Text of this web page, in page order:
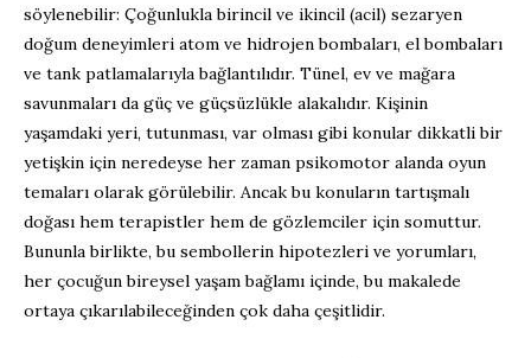
söylenebilir: Çoğunlukla birincil ve ikincil (acil) sezaryen
doğum deneyimleri atom ve hidrojen bombaları, el bombaları
ve tank patlamalarıyla bağlantılıdır. Tünel, ev ve mağara
savunmaları da güç ve güçsüzlükle alakalıdır. Kişinin
yaşamdaki yeri, tutunması, var olması gibi konular dikkatli bir
yetişkin için neredeyse her zaman psikomotor alanda oyun
temaları olarak görülebilir. Ancak bu konuların tartışmalı
doğası hem terapistler hem de gözlemciler için somuttur.
Bununla birlikte, bu sembollerin hipotezleri ve yorumları,
her çocuğun bireysel yaşam bağlamı içinde, bu makalede
ortaya çıkarılabileceğinden çok daha çeşitlidir.